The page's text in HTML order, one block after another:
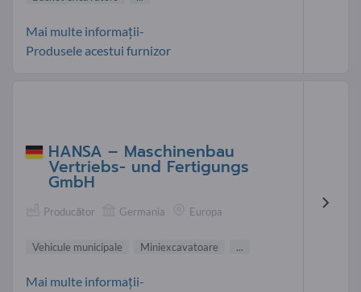
Mai multe informații-
Produsele acestui furnizor
HANSA – Maschinenbau
Vertriebs- und Fertigungs
GmbH
Producător Germania Europa
Vehicule municipale Miniexcavatoare ...
Mai multe informații-